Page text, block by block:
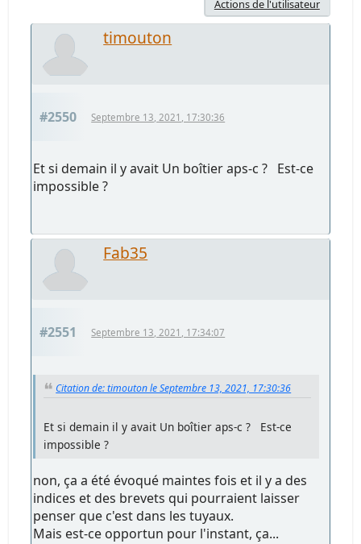
Actions de l'utilisateur
timouton
#2550 Septembre 13, 2021, 17:30:36
Et si demain il y avait Un boîtier aps-c ? Est-ce
impossible ?
Fab35
#2551 Septembre 13, 2021, 17:34:07
Citation de: timouton le Septembre 13, 2021, 17:30:36
Et si demain il y avait Un boîtier aps-c ? Est-ce
impossible ?
non, ça a été évoqué maintes fois et il y a des
indices et des brevets qui pourraient laisser
penser que c'est dans les tuyaux.
Mais est-ce opportun pour l'instant, ça...